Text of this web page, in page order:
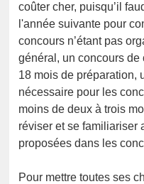
coûter cher, puisqu’il
l'année suivante pour
concours n’étant pas
général, un concours de
18 mois de préparation,
nécessaire pour les
moins de deux à trois
réviser et se familiariser
proposées dans les
Pour mettre toutes ses